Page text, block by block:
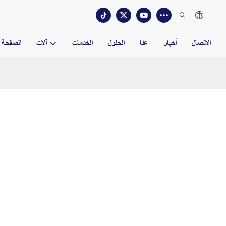
الصفحة آلات الخدمات الحلول عنا أخبار الاتصال